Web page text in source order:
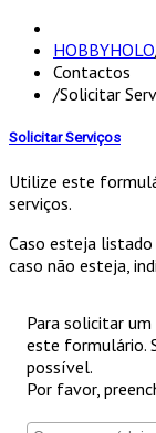
HOBBYHOLO
Contactos
/Solicitar
Solicitar Serviços
Utilize este
serviços.
Caso esteja
caso não esteja,
Para solicitar
este formulário.
possível.
Por favor,